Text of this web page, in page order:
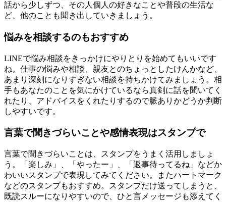
話から少しずつ、その人個人の好きなことや普段の生活な
ど、他のことも聞き出していきましょう。
悩みを相談するのもおすすめ
LINEで悩み相談をきっかけにやりとりを始めてもいいです
ね。仕事の悩みや相談、親友とのちょっとしたけんかなど、
あまり深刻になりすぎない相談を持ちかけてみましょう。相
手もあなたのことを気にかけているなら真剣に話を聞いてく
れたり、アドバイスをくれたりするので脈ありかどうか判断
しやすいです。
言葉で聞きづらいことや感情表現はスタンプで
言葉で聞きづらいことは、スタンプをうまく活用しましょ
う。「楽しみ」、「やったー」、「返事待ってるね」などか
わいいスタンプで表現してみてください。またハートマーク
などのスタンプもおすすめ。スタンプだけ送ってしまうと、
既読スルーになりやすいので、ひと言メッセージも添えてく